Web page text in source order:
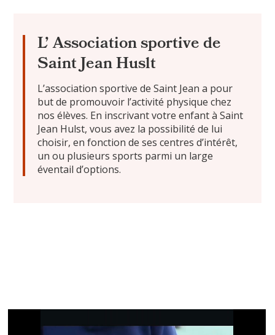
L’ Association sportive de
Saint Jean Huslt
L’association sportive de Saint Jean a pour
but de promouvoir l’activité physique chez
nos élèves. En inscrivant votre enfant à Saint
Jean Hulst, vous avez la possibilité de lui
choisir, en fonction de ses centres d’intérêt,
un ou plusieurs sports parmi un large
éventail d’options.